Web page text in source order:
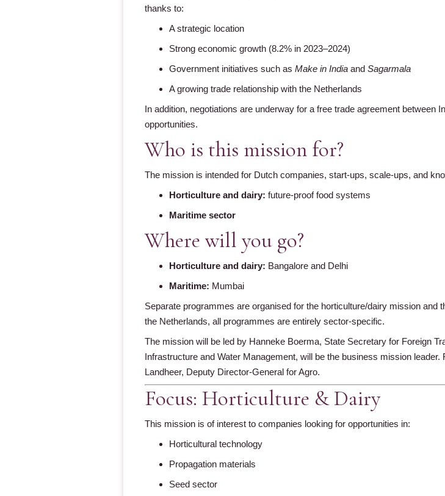
thanks to:
A strategic location
Strong economic growth (8.2% in 2023–2024)
Government initiatives such as Make in Indiaand Sagarmala
A growing trade relationship with the Netherlands
In addition, negotiations are underway for a free trade agreement between
opportunities.
Who is this mission for?
The mission is intended for Dutch companies, start-ups, scale-ups, and
Horticulture and dairy: future-proof food systems
Maritime sector
Where will you go?
Horticulture and dairy: Bangalore and Delhi
Maritime: Mumbai
Separate programmes are organised for the horticulture/dairy mission
the Netherlands, all programmes are entirely sector-specific.
The mission will be led by Hanneke Boerma, State Secretary for Foreign
Infrastructure and Water Management, will be the business mission
Landheer, Deputy Director-General for Agro.
Focus: Horticulture & Dairy
This mission is of interest to companies looking for opportunities in:
Horticultural technology
Propagation materials
Seed sector